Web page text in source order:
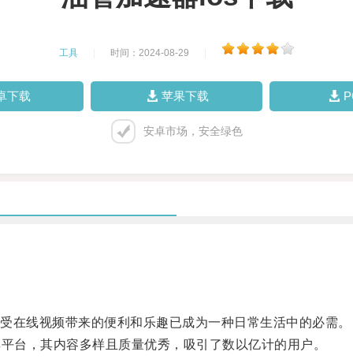
工具 时间：2024-08-29
下载 苹果下载
安卓市场，安全绿色
线视频带来的便利和乐趣已成为一种日常生活中的必需。
，其内容多样且质量优秀，吸引了数以亿计的用户。